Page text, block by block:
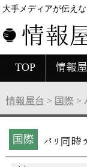
大手メディアが伝え
情報
TOP 情報
情報屋台 > 国際 >
国際 パリ同時